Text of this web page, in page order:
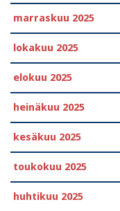
marraskuu 2025
lokakuu 2025
elokuu 2025
heinäkuu 2025
kesäkuu 2025
toukokuu 2025
huhtikuu 2025